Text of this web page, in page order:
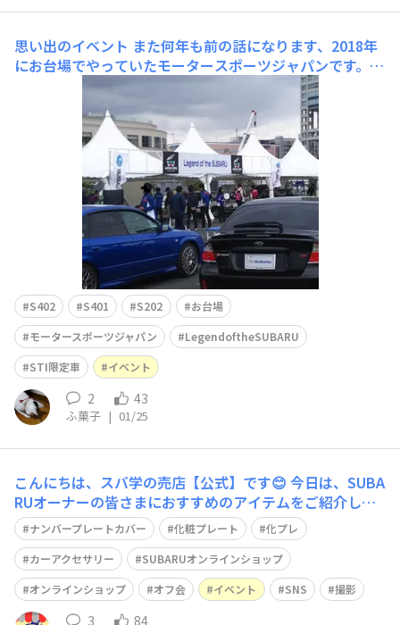
思い出のイベント また何年も前の話になります、2018年
にお台場でやっていたモータースポーツジャパンです。ス
バル360の発売から60周年と、STI創立30周年を記念して
Legend of the SUBARUとして、スバコミでSTI限定車の
出展車を募集していたので応募し、愛車を展示していまし
た。当選した時はうれしかっ
S402 S401 S202
お台場
モータースポーツジャパン
LegendoftheSUBARU
STI限定車
イベント
2 43
ふ菓子 | 01/25
こんにちは、スバ学の売店【公式】です😊 今日は、SUBA
RUオーナーの皆さまにおすすめのアイテムをご紹介しま
す！ 🚗✨お客様からの多くのご要望を受けて、大好評の
「SUBARU公式ナンバープレートカバー」に新デザイン7
種が追加され、全9種類のラインアップになりました！✨
🚗 定番の「SUBARUロ
ナンバープレートカバー 化粧プレート
化プレ
カーアクセサリー
SUBARUオンラインショップ
オンラインショップ
オフ会 イベント SNS 撮影
3 84